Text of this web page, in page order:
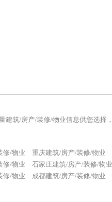
筑/房产/装修/物业信息供您选择
修/物业 重庆建筑/房产/装修/物业
修/物业 石家庄建筑/房产/装修/物业
修/物业 成都建筑/房产/装修/物业